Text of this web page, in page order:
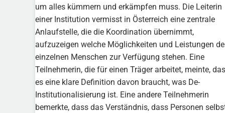
um alles kümmern und erkämpfen muss. Die Leiterin
einer Institution vermisst in Österreich eine zentrale
Anlaufstelle, die die Koordination übernimmt,
aufzuzeigen welche Möglichkeiten und Leistungen
einzelnen Menschen zur Verfügung stehen. Eine
Teilnehmerin, die für einen Träger arbeitet, meinte,
es eine klare Definition davon braucht, was De-
Institutionalisierung ist. Eine andere Teilnehmerin
bemerkte, dass das Verständnis, dass Personen